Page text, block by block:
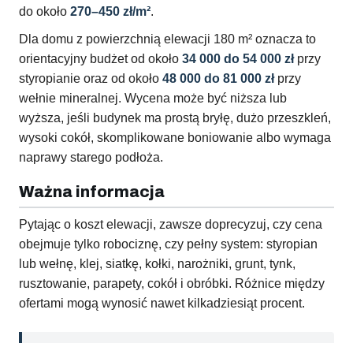
do około 270–450 zł/m².
Dla domu z powierzchnią elewacji 180 m² oznacza to
orientacyjny budżet od około 34 000 do 54 000 złprzy
styropianie oraz od około 48 000 do 81 000 złprzy
wełnie mineralnej. Wycena może być niższa lub
wyższa, jeśli budynek ma prostą bryłę, dużo przeszkleń,
wysoki cokół, skomplikowane boniowanie albo wymaga
naprawy starego podłoża.
Ważna informacja
Pytając o koszt elewacji, zawsze doprecyzuj, czy cena
obejmuje tylko robociznę, czy pełny system: styropian
lub wełnę, klej, siatkę, kołki, narożniki, grunt, tynk,
rusztowanie, parapety, cokół i obróbki. Różnice między
ofertami mogą wynosić nawet kilkadziesiąt procent.